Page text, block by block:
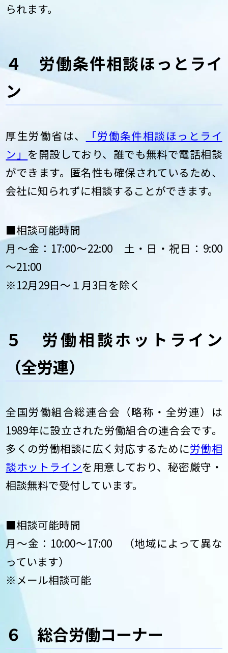
られます。
４ 労働条件相談ほっとライ
ン
厚生労働省は、
「労働条件相談ほっとライ
ン」 を開設しており、誰でも無料で電話相談
ができます。匿名性も確保されているため、
会社に知られずに相談することができます。
■相談可能時間
月～金：17:00～22:00 土・日・祝日：9:00
～21:00
※12月29日～１月3日を除く
５ 労働相談ホットライン
（全労連）
全国労働組合総連合会（略称・全労連）は
1989年に設立された労働組合の連合会です。
多くの労働相談に広く対応するために労働相
談ホットラインを用意しており、秘密厳守・
相談無料で受付しています。
■相談可能時間
月～金：10:00～17:00 （地域によって異な
っています）
※メール相談可能
６ 総合労働コーナー